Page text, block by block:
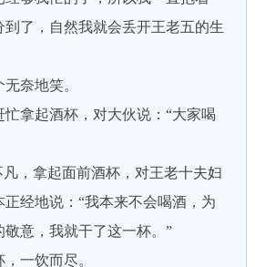
了，自然我就会丢开王老五的生
奈地笑。
拿起酒杯，对大伙说：“大家喝
，拿起面前酒杯，对王老十夫妇
正经地说：“我本来不会喝酒，为
意，我就干了这一杯。”
一饮而尽。